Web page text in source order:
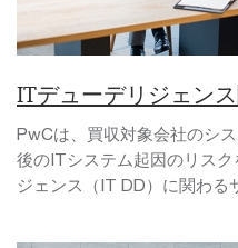
ITデューデリジェン
PwCは、買収対象会社のシ
後のITシステム起因のリス
ジェンス（IT DD）に関わる